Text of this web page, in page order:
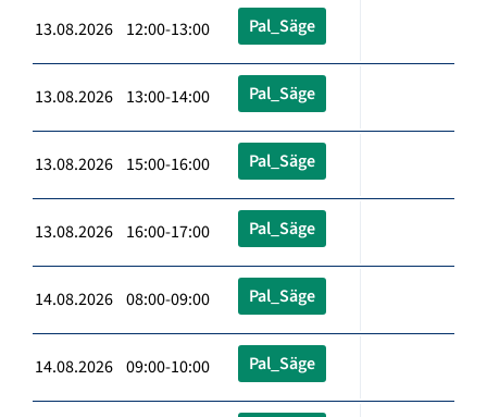
13.08.2026 12:00-13:00 Pal_Säge
13.08.2026 13:00-14:00 Pal_Säge
13.08.2026 15:00-16:00 Pal_Säge
13.08.2026 16:00-17:00 Pal_Säge
14.08.2026 08:00-09:00 Pal_Säge
14.08.2026 09:00-10:00 Pal_Säge